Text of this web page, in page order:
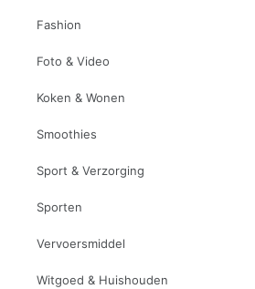
Fashion
Foto & Video
Koken & Wonen
Smoothies
Sport & Verzorging
Sporten
Vervoersmiddel
Witgoed & Huishouden